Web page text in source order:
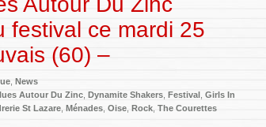
festival ce mardi 25
(60) –
News
Autour Du Zinc Dynamite Shakers Festival Girls In
St Lazare Ménades Oise Rock The Courettes